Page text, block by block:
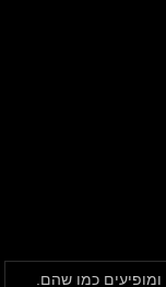
ומופיעים כמו שהם.